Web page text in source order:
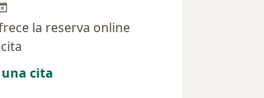
la reserva online
cita